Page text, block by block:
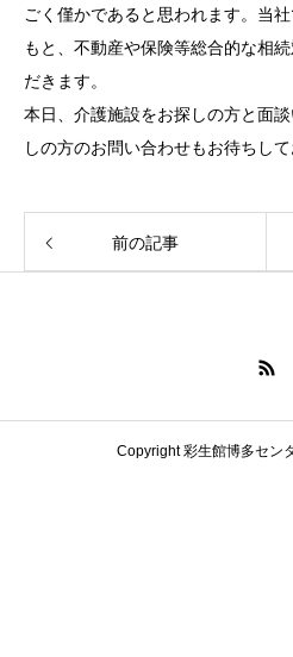
ごく僅かであると思われます。当
もと、不動産や保険等総合的な相
だきます。
本日、介護施設をお探しの方と面
しの方のお問い合わせもお待ちして
前の記事
Copyright 彩生館博多セン